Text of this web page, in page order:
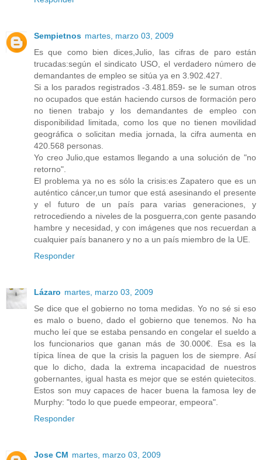
Sempietnos martes, marzo 03, 2009
Es que como bien dices,Julio, las cifras de paro están
trucadas:según el sindicato USO, el verdadero número de
demandantes de empleo se sitúa ya en 3.902.427.
Si a los parados registrados -3.481.859- se le suman otros
no ocupados que están haciendo cursos de formación pero
no tienen trabajo y los demandantes de empleo con
disponibilidad limitada, como los que no tienen movilidad
geográfica o solicitan media jornada, la cifra aumenta en
420.568 personas.
Yo creo Julio,que estamos llegando a una solución de "no
retorno".
El problema ya no es sólo la crisis:es Zapatero que es un
auténtico cáncer,un tumor que está asesinando el presente
y el futuro de un país para varias generaciones, y
retrocediendo a niveles de la posguerra,con gente pasando
hambre y necesidad, y con imágenes que nos recuerdan a
cualquier país bananero y no a un país miembro de la UE.
Responder
Lázaro martes, marzo 03, 2009
Se dice que el gobierno no toma medidas. Yo no sé si eso
es malo o bueno, dado el gobierno que tenemos. No ha
mucho leí que se estaba pensando en congelar el sueldo a
los funcionarios que ganan más de 30.000€. Esa es la
típica línea de que la crisis la paguen los de siempre. Así
que lo dicho, dada la extrema incapacidad de nuestros
gobernantes, igual hasta es mejor que se estén quietecitos.
Estos son muy capaces de hacer buena la famosa ley de
Murphy: "todo lo que puede empeorar, empeora".
Responder
Jose CM martes, marzo 03, 2009